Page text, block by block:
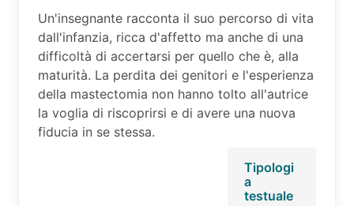
Un'insegnante racconta il suo percorso di vita
dall'infanzia, ricca d'affetto ma anche di una
difficoltà di accertarsi per quello che è, alla
maturità. La perdita dei genitori e l'esperienza
della mastectomia non hanno tolto all'autrice
la voglia di riscoprirsi e di avere una nuova
fiducia in se stessa.
Tipologi
a
testuale